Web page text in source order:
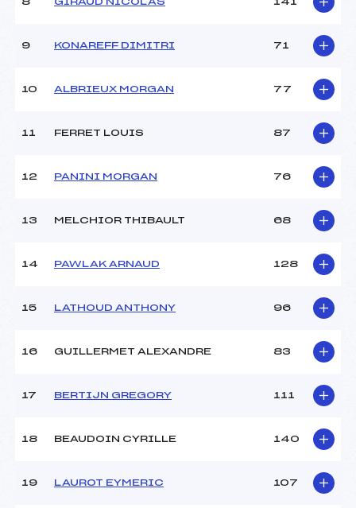
Ouvreurs D :
Météo :
BEAU
CULTURE
Nombre de portes :
48
Traceur :
GIRARD BERTRAND (SA)
CHARLES (SA)
MAELLE (SA)
Ouvreurs C :
CAMILLE (SA)
Ouvreurs E :
Pénalité appliquée :
41.9800
8 GIRAUD NICOLAS 141
9 KONAREFF DIMITRI 71
10 ALBRIEUX MORGAN 77
11 FERRET LOUIS 87
12 PANINI MORGAN 76
13 MELCHIOR THIBAULT 68
14 PAWLAK ARNAUD 128
15 LATHOUD ANTHONY 96
16 GUILLERMET ALEXANDRE 83
17 BERTIJN GREGORY 111
18 BEAUDOIN CYRILLE 140
19 LAUROT EYMERIC 107